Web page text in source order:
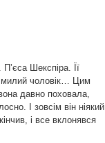
Шекспіра. Її
милий чоловік… Цим
давно поховала,
І зовсім він ніякий
і все вклонявся